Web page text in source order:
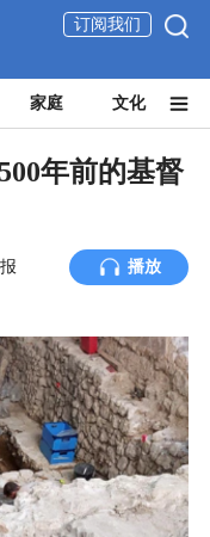
订阅我们
家庭 文化
年前的基督
播放